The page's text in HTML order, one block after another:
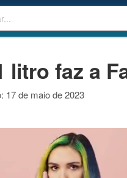
faz a
17 de maio de 2023